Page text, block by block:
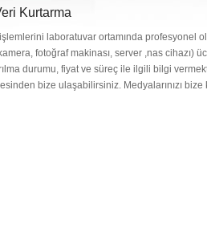
Kurtarma
laboratuvar ortamında profesyonel
fotoğraf makinası, server ,nas cihazı)
durumu, fiyat ve süreç ile ilgili bilgi
bize ulaşabilirsiniz. Medyalarınızı